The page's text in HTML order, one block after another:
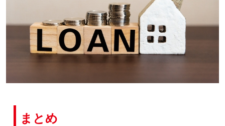
まとめ